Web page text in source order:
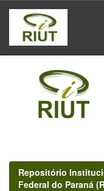
Skip
navigation
Repositório
Federal do Paraná